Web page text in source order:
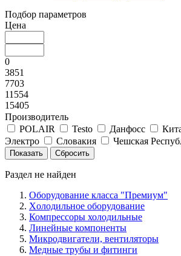
Подбор параметров
Цена
0
3851
7703
11554
15405
Производитель
POLAIR
Testo Данфосс
Электро
Словакия Чешская
Раздел не найден
Оборудование класса "Премиум"
Xолодильное оборудование
Компрессоры холодильные
Линейные компоненты
Микродвигатели, вентиляторы
Медные трубы и фитинги